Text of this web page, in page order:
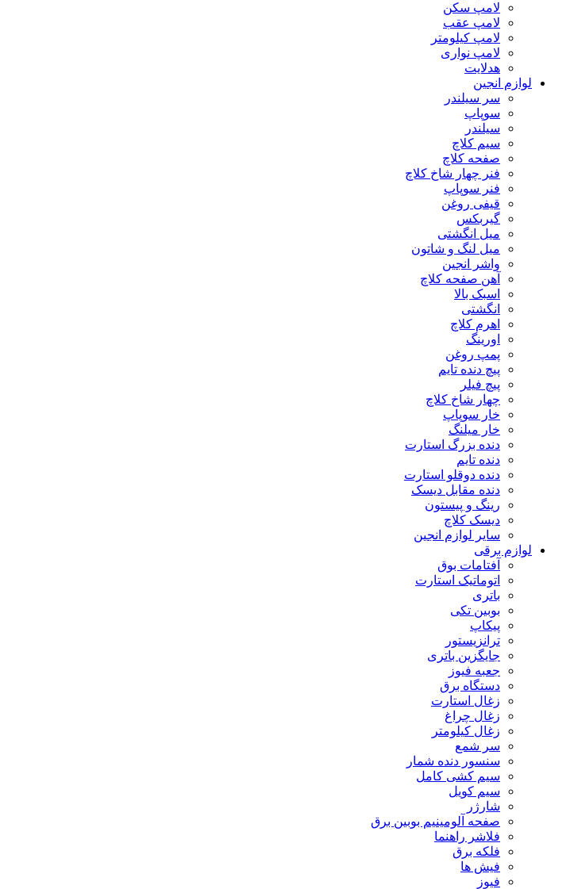
لامپ سکن
لامپ عقب
لامپ کیلومتر
لامپ نواری
هدلایت
لوازم انجین
سر سیلندر
سوپاپ
سیلندر
سیم کلاچ
صفحه کلاچ
فنر چهار شاخ کلاچ
فنر سوپاپ
قیفی روغن
گیربکس
میل انگشتی
میل لنگ و شاتون
واشر انجین
آهن صفحه کلاچ
اسبک بالا
انگشتی
اهرم کلاچ
اورینگ
پمپ روغن
پیچ دنده تایم
پیچ فیلر
چهار شاخ کلاچ
خار سوپاپ
خار میلنگ
دنده بزرگ استارت
دنده تایم
دنده دوقلو استارت
دنده مقابل دیسک
رینگ و پیستون
دیسک کلاچ
سایر لوازم انجین
لوازم برقی
آفتامات بوق
اتوماتیک استارت
باتری
بوبین تکی
پیکاپ
ترانزیستور
جایگزین باتری
جعبه فیوز
دستگاه برق
زغال استارت
زغال چراغ
زغال کیلومتر
سر شمع
سنسور دنده شمار
سیم کشی کامل
سیم کویل
شارژر
صفحه آلومینیم بوبین برق
فلاشر راهنما
فلکه برق
فیش ها
فیوز